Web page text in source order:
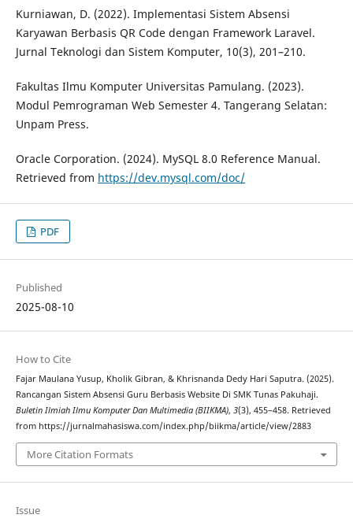
Kurniawan, D. (2022). Implementasi Sistem Absensi
Karyawan Berbasis QR Code dengan Framework Laravel.
Jurnal Teknologi dan Sistem Komputer, 10(3), 201–210.
Fakultas Ilmu Komputer Universitas Pamulang. (2023).
Modul Pemrograman Web Semester 4. Tangerang Selatan:
Unpam Press.
Oracle Corporation. (2024). MySQL 8.0 Reference Manual.
Retrieved from https://dev.mysql.com/doc/
PDF
Published
2025-08-10
How to Cite
Fajar Maulana Yusup, Kholik Gibran, & Khrisnanda Dedy Hari Saputra. (2025).
Rancangan Sistem Absensi Guru Berbasis Website Di SMK Tunas Pakuhaji.
Buletin Ilmiah Ilmu Komputer Dan Multimedia (BIIKMA), 3(3), 455–458. Retrieved
from https://jurnalmahasiswa.com/index.php/biikma/article/view/2883
More Citation Formats
Issue